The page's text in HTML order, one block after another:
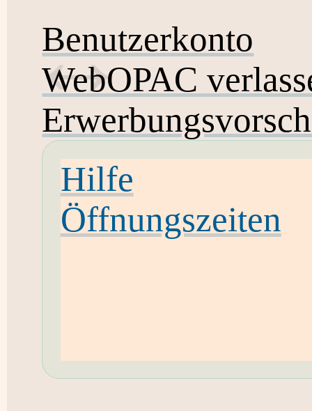
Benutzerkonto
WebOPAC
Hilfe
Öffnungszeiten